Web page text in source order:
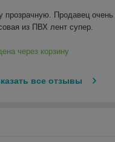
на строительных
инструментов,
защищает здание
и волейбольных
прозрачную. Продавец
из ПВХ лент супер.
через корзину
все отзывы